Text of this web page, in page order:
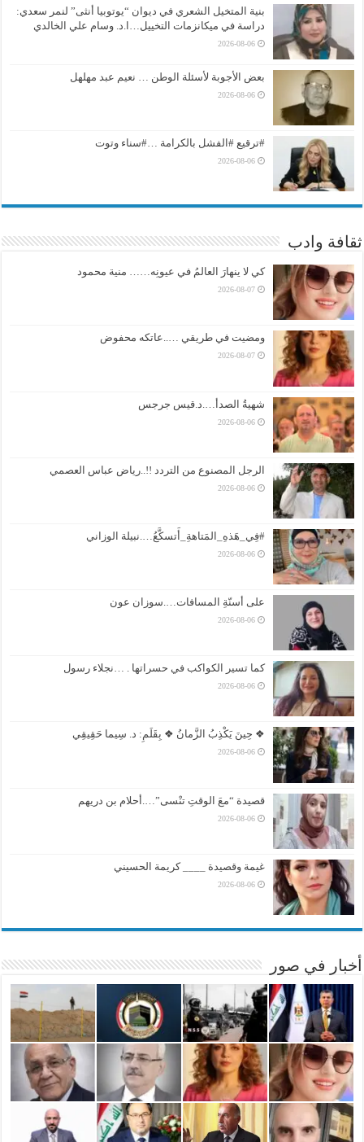
بنية المتخيل الشعري في ديوان “يوتوبيا أنثى” لنمر سعدي:
دراسة في ميكانزمات التخييل…ا.د. وسام علي الخالدي
2026-08-06
بعض الأجوبة لأسئلة الوطن … نعيم عبد مهلهل
2026-08-06
#ترقيع #الفشل بالكرامة …#سناء وتوت
2026-08-06
ثقافة وادب
كي لا ينهارَ العالمُ في عيونِه…… منية محمود
2026-08-07
ومضيت في طريقي …..عاتكه محفوض
2026-08-07
شهيةُ الصدأ….د.قيس جرجس
2026-08-06
الرجل المصنوع من التردد !!..رياض عباس العصمي
2026-08-06
#فِي_هَذهِ_المَتاهةِ_أَتسكَّعُ….نبيلة الوزاني
2026-08-06
على أسنّةِ المسافات….سوزان عون
2026-08-06
كما تسير الكواكب في حسراتها . …نجلاء رسول
2026-08-06
❖ حِينَ يَكْذِبُ الزَّمانُ ❖ بِقَلَمِ: د. سِيما حَقِيقِي
2026-08-06
قصيدة “معَ الوقتِ تنْسى”….أحلام بن دريهم
2026-08-06
غيمة وقصيدة ____ كريمة الحسيني
2026-08-06
أخبار في صور